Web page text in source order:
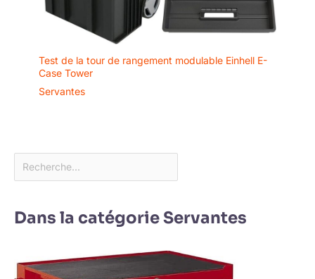
Test de la tour de rangement modulable Einhell E-
Case Tower
Servantes
Dans la catégorie Servantes